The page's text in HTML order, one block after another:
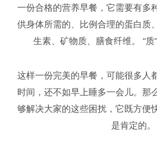
一份合格的营养早餐，它需要有多
供身体所需的、比例合理的蛋白质
生素、矿物质、膳食纤维。 “质”
这样一份完美的早餐，可能很多人
时间，还不如早上睡多一会儿。那
够解决大家的这些困扰，它既方便
是肯定的。